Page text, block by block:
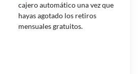
cajero automático una vez que
hayas agotado los retiros
mensuales gratuitos.